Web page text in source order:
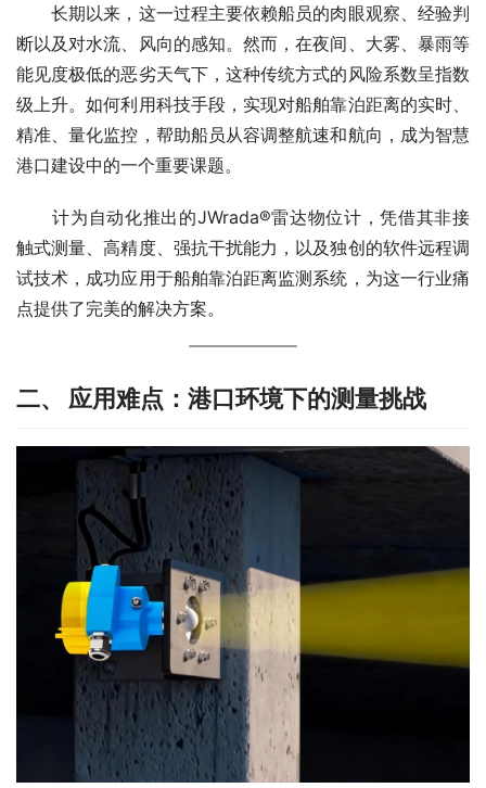
长期以来，这一过程主要依赖船员的肉眼观察、经验判
断以及对水流、风向的感知。然而，在夜间、大雾、暴雨等
能见度极低的恶劣天气下，这种传统方式的风险系数呈指数
级上升。如何利用科技手段，实现对船舶靠泊距离的实时、
精准、量化监控，帮助船员从容调整航速和航向，成为智慧
港口建设中的一个重要课题。
计为自动化推出的JWrada®雷达物位计，凭借其非接
触式测量、高精度、强抗干扰能力，以及独创的软件远程调
试技术，成功应用于船舶靠泊距离监测系统，为这一行业痛
点提供了完美的解决方案。
二、 应用难点：港口环境下的测量挑战